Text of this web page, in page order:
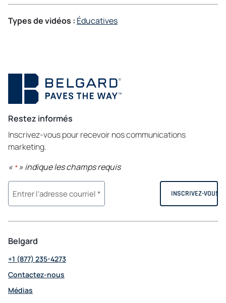
Types de vidéos : Éducatives
Restez informés
Inscrivez-vous pour recevoir nos communications
marketing.
« *» indique les champs requis
Belgard
+1 (877) 235-4273
Contactez-nous
Médias